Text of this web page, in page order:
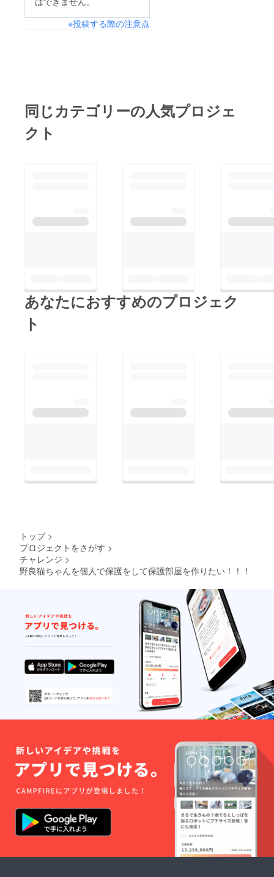
く限り猫ちゃん達の事
た湿疹がでて痒くなり
熱くなりを何度も繰り
まりにも治らず酷いよ
の通院に行ってきまし
た。まだ治ってはいな
考えてしまいます&lt;
ラファンも振り込みが
だいぶ先になり毎月、
います&lt;(_ _)&gt;早
急に必要で足りません
費用は保護部屋の家賃
と光熱費になります。
76000円×2ヶ月＝
×3ヶ月で約50000円特
に電気代が高いです。
と今度は本当に出てい
かなくてはなりませ
ん。体調が戻り次第、
私も仕事を頑張りま
す！！私の命に変えて
も猫ちゃん達を守り活
すのでどうか皆様
口にしたものかもしれ
らっしゃるようですが
私はアナフィラキシー
だけはしっかりしない
た湿疹がでて痒くなり
熱くなりを何度も繰り
まりにも治らず酷いよ
た。まだ治ってはいな
m(__)mだた毎月の活
動費用がなかなかうま
く回らずその事を毎日
(_ _)&gt;猫ちゃん達の
活動はしっかりとさせ
ていただいています
m(__)m皆様には申し
訳ありませんが猫ちゃ
ん達を応援してくださ
いませんでしょうか
m(__)m&lt;(_ _)&gt;ク
だいぶ先になり毎月、
保護部屋の資金や光熱
費も滞納してしまって
います&lt;(_ _)&gt;早
急に必要で足りません
費用は保護部屋の家賃
と光熱費になります。
※投稿する際の注意点
同じカテゴリーの人気プロジェ
クト
あなたにおすすめのプロジェク
ト
トップ >
プロジェクトをさがす >
チャレンジ >
野良猫ちゃんを個人で保護をして保護部屋を作りたい！！！